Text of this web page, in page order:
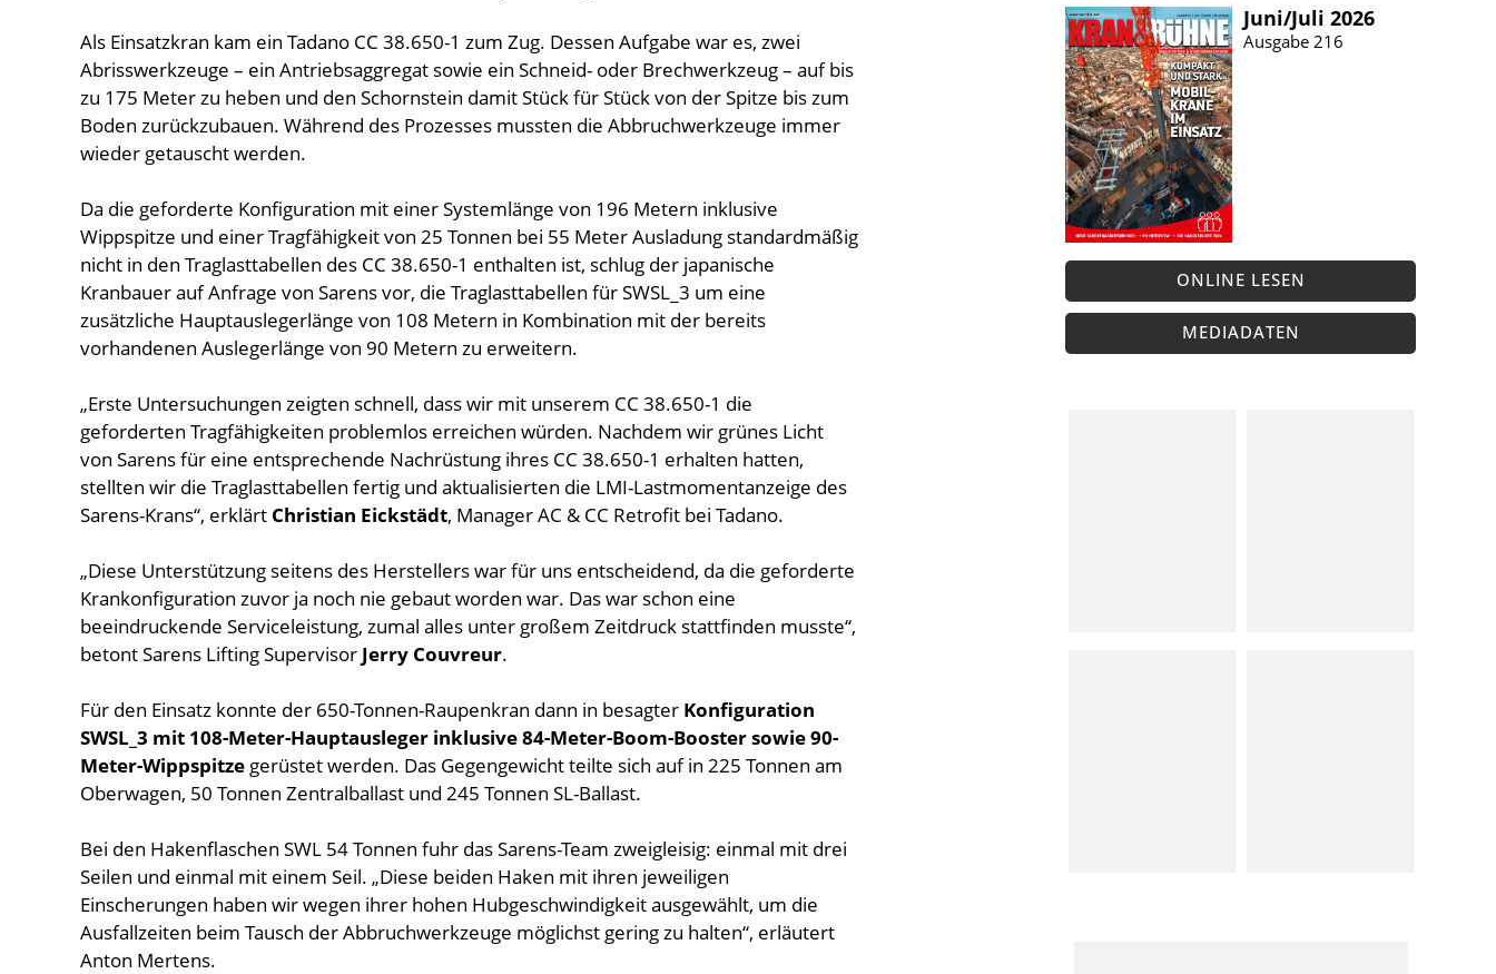
Als Einsatzkran kam ein Tadano CC 38.650-1 zum Zug. Dessen Aufgabe war es, zwei
Abrisswerkzeuge – ein Antriebsaggregat sowie ein Schneid- oder Brechwerkzeug – auf bis
zu 175 Meter zu heben und den Schornstein damit Stück für Stück von der Spitze bis zum
Boden zurückzubauen. Während des Prozesses mussten die Abbruchwerkzeuge immer
wieder getauscht werden.
Da die geforderte Konfiguration mit einer Systemlänge von 196 Metern inklusive
Wippspitze und einer Tragfähigkeit von 25 Tonnen bei 55 Meter Ausladung standardmäßig
nicht in den Traglasttabellen des CC 38.650-1 enthalten ist, schlug der japanische
Kranbauer auf Anfrage von Sarens vor, die Traglasttabellen für SWSL_3 um eine
zusätzliche Hauptauslegerlänge von 108 Metern in Kombination mit der bereits
vorhandenen Auslegerlänge von 90 Metern zu erweitern.
„Erste Untersuchungen zeigten schnell, dass wir mit unserem CC 38.650-1 die
geforderten Tragfähigkeiten problemlos erreichen würden. Nachdem wir grünes Licht
von Sarens für eine entsprechende Nachrüstung ihres CC 38.650-1 erhalten hatten,
stellten wir die Traglasttabellen fertig und aktualisierten die LMI-Lastmomentanzeige des
Sarens-Krans“, erklärt Christian Eickstädt, Manager AC & CC Retrofit bei Tadano.
„Diese Unterstützung seitens des Herstellers war für uns entscheidend, da die geforderte
Krankonfiguration zuvor ja noch nie gebaut worden war. Das war schon eine
beeindruckende Serviceleistung, zumal alles unter großem Zeitdruck stattfinden musste“,
betont Sarens Lifting Supervisor Jerry Couvreur.
Für den Einsatz konnte der 650-Tonnen-Raupenkran dann in besagter Konfiguration
SWSL_3 mit 108-Meter-Hauptausleger inklusive 84-Meter-Boom-Booster sowie 90-
Meter-Wippspitze gerüstet werden. Das Gegengewicht teilte sich auf in 225 Tonnen am
Oberwagen, 50 Tonnen Zentralballast und 245 Tonnen SL-Ballast.
Bei den Hakenflaschen SWL 54 Tonnen fuhr das Sarens-Team zweigleisig: einmal mit drei
Seilen und einmal mit einem Seil. „Diese beiden Haken mit ihren jeweiligen
Einscherungen haben wir wegen ihrer hohen Hubgeschwindigkeit ausgewählt, um die
Ausfallzeiten beim Tausch der Abbruchwerkzeuge möglichst gering zu halten“, erläutert
Anton Mertens.
Juni/​Juli 2026
Ausgabe 216
ONLINE LESEN
MEDIADATEN